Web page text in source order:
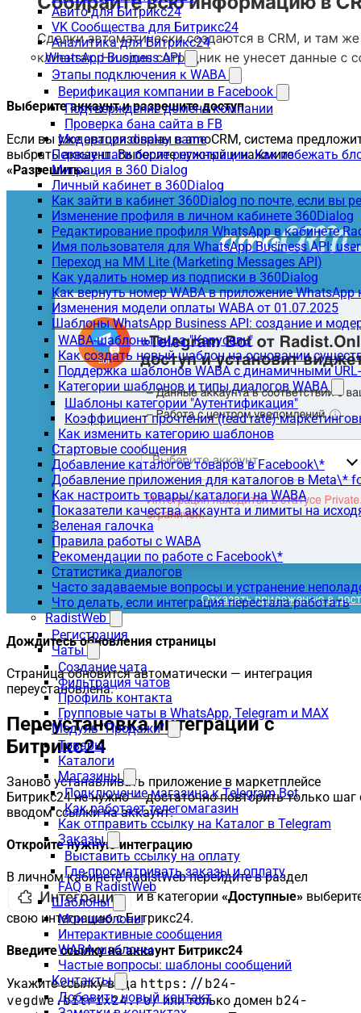
Авито для Битрикс24
VK Сообщества для Битрикс24
Аналитика для Битрикс24
WhatsApp Business API
Этапы подключения к WABA
Верификация компании в Facebook
Подтверждение домена компании
Проверка бана сайта в FB
Модерация display name
Первые шаги после регистрации. Как избежать
Миграция в 360 Dialog
Личный кабинет в 360Dialog
Как зайти в кабинет 360Dialog по почте, если вы
Изменение профиля в личном кабинете 360Dialog
Редактирование профиля WhatsApp в кабинете
Имя пользователя для WhatsApp Business API:
Переход на MM Lite (Marketing Messages API)
Как удалить номер из подписки в 360Dialog
Как вернуть номер WABA в приложение WhatsApp
Изменения модели оплаты WABA от 01.07.2025
Шаблоны WhatsApp Business API: создание и
WABA-шаблоны вида "Карусель"
Как создать новый шаблон на основании
Поддержка шаблонов WABA с динамичными
Категории шаблонов и типы диалогов WABA
Шаблоны категории "Аутентификация"
Коэффициент прочтения (read rate)
Как изменить категорию шаблонов
Стартовые сообщения
Добавление каталогов товаров в Facebook\*
Добавление приложения для каталогов в Meta\*
Как настроить товары/каталоги на WABA
Показатели качества аккаунта и лимиты на
Зеленая галочка
Правила работы с WABA
Рекомендации по работе с Facebook\*
Статистика диалогов
Часто задаваемые вопросы и устранение
Что делать, если интеграция перестала работать
RadistWeb
Регистрация
Чаты
Создание чата
Фильтрация чатов
Профиль контакта
Групповые чаты в WhatsApp, Telegram и MAX
Модуль "Продажи"
Товары
Каталоги
Магазины
Подключение магазина к Telegram Bot
Как работает телегомагазин
Как отправить ссылку на Каталог в Telegram
Заказы
Выставить ссылку на оплату
Где просматривать заказы и оплату
FAQ в RadistWeb
Шаблоны
Мои шаблоны
Интерактивные сообщения
WABA-шаблоны
Частые вопросы: шаблоны сообщений
Контакты
Добавить новый контакт
Выберите аккаунт и разрешите доступ
Если вы уже авторизованы в amoCRM, система
выбрать аккаунт. Выберите нужный и нажмите
«Разрешить».
Дождитесь обновления страницы
Страница обновится автоматически — интеграция
переустановлена.
Переустановка интеграции с
Битрикс24
Заново устанавливать приложение в маркетплейсе
Битрикс24 не нужно — достаточно повторить только шаг
вводом ссылки на аккаунт.
Откройте нужную интеграцию
В личном кабинете RadistWeb перейдите в раздел
и в категории«Доступные»
свою интеграцию с Битрикс24.
Введите ссылку на аккаунт Битрикс24
Укажите ссылку вида https://b24-
vegdwe.bitrix24.ru/или только домен b24-